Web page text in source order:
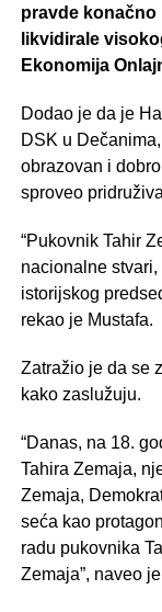
pravde konačno
likvidirale
Ekonomija
Dodao je da je
DSK u
obrazovan i
sproveo
“Pukovnik Tahir
nacionalne
istorijskog
rekao je Mustafa.
Zatražio je da se
kako zaslužuju.
“Danas, na 18.
Tahira Zemaja,
Zemaja,
seća kao
radu pukovnika
Zemaja”, naveo